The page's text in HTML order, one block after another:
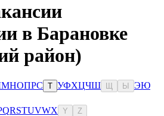
в Барановке
район)
МНОПРС Т УФХЦЧШ Ы ЭЮ
QRSTUVWX Y Z